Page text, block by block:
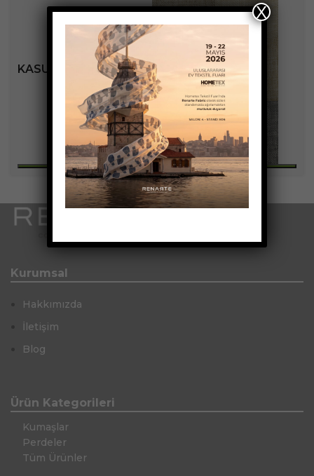
KASURI KOLEKSIYONU
Kurumsal
Hakkımızda
İletişim
Blog
Ürün Kategorileri
Kumaşlar
Perdeler
Tüm Ürünler
X